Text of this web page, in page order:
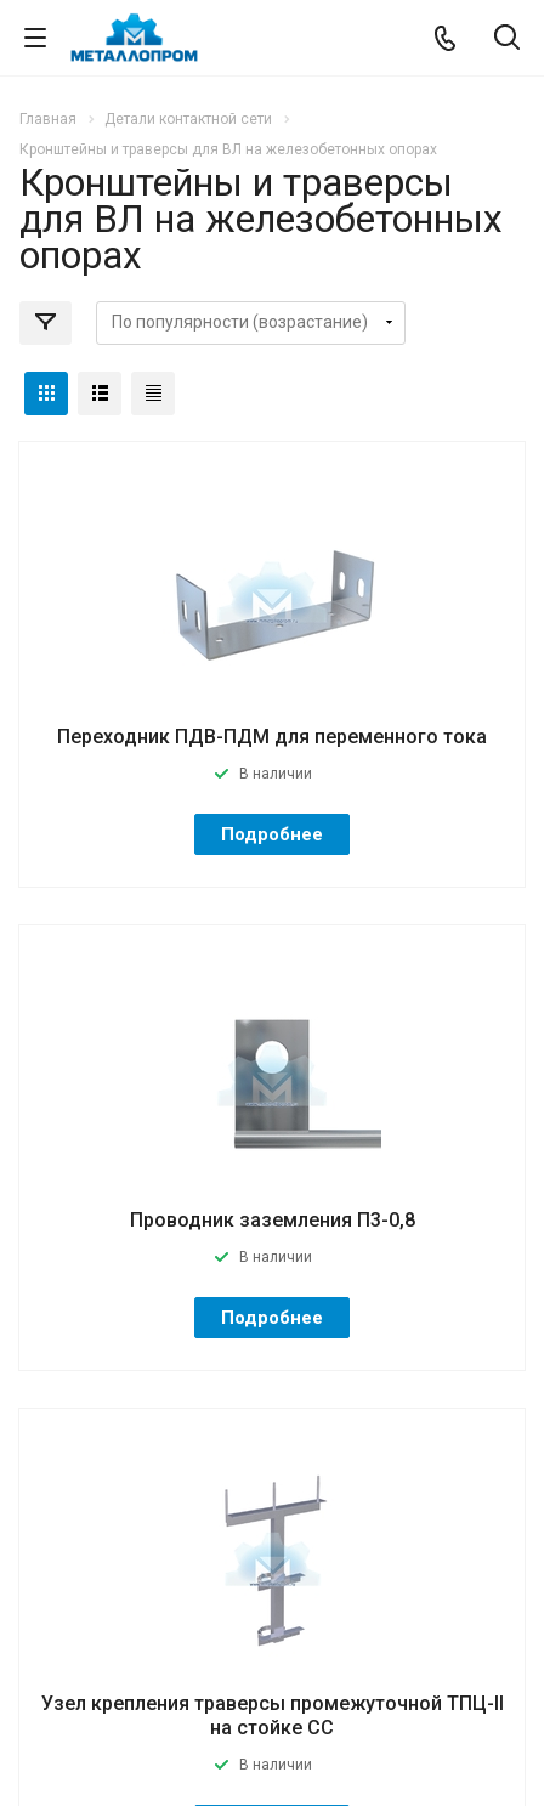
Главная
Детали контактной сети
Кронштейны и траверсы для ВЛ на железобетонных опорах
Кронштейны и траверсы
для ВЛ на железобетонных
опорах
Переходник ПДВ-ПДМ для переменного тока
В наличии
Подробнее
Проводник заземления П3-0,8
В наличии
Подробнее
Узел крепления траверсы промежуточной ТПЦ-II
на стойке СС
В наличии